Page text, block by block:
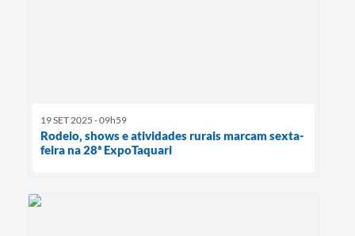
19 SET 2025 - 09h59
Rodeio, shows e atividades rurais marcam sexta-
feira na 28ª ExpoTaquari